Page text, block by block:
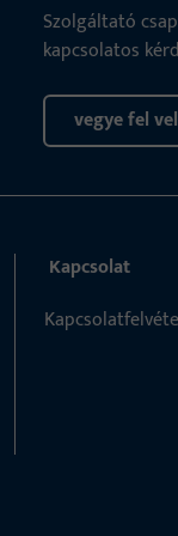
Szolgáltató
kapcsolatos
vegye fel
Kapcsolat